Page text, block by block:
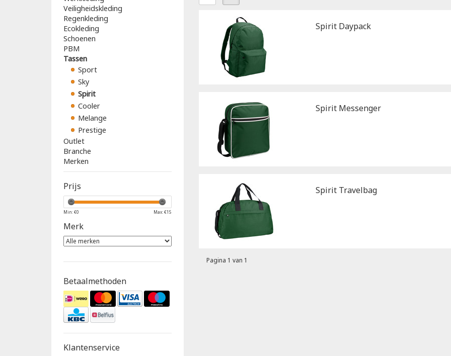
Veiligheidskleding
Regenkleding
Ecokleding
Schoenen
PBM
Tassen
Sport
Sky
Spirit
Cooler
Melange
Prestige
Outlet
Branche
Merken
Prijs
Min: €0 Max: €15
Merk
Betaalmethoden
Klantenservice
Spirit Daypack
Spirit Messenger
Spirit Travelbag
Pagina 1 van 1